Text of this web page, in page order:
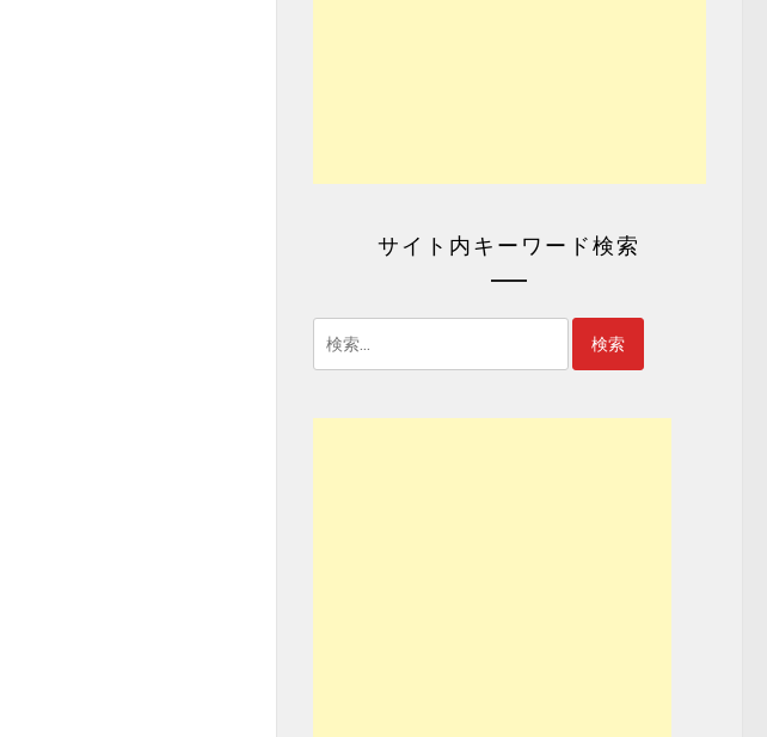
サイト内キーワード検索
検
索: